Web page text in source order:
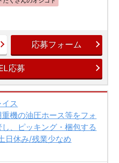
応募フォーム
応募
ス
重機の油圧ホース等をフォ
、ピッキング・梱包する
日休み/残業少なめ